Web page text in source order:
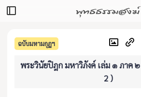
พุทธธรรมสงฆ์
ฉบับมหามกุฏฯ
พระวินัยปิฎก มหาวิภังค์ เล่ม ๑ ภาค
2 )